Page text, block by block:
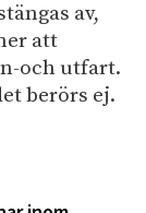
av,
att
och utfart.
berörs ej.